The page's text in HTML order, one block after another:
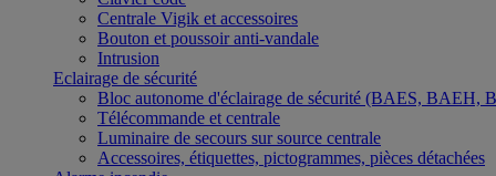
Centrale Vigik et accessoires
Bouton et poussoir anti-vandale
Intrusion
Eclairage de sécurité
Bloc autonome d'éclairage de sécurité (BAES,
Télécommande et centrale
Luminaire de secours sur source centrale
Accessoires, étiquettes, pictogrammes, pièces détachées